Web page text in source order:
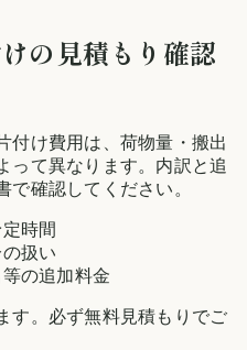
の見積もり確認
付け費用は、荷物量・搬出
って異なります。内訳と追
で確認してください。
時間
扱い
の追加料金
す。必ず無料見積もりでご